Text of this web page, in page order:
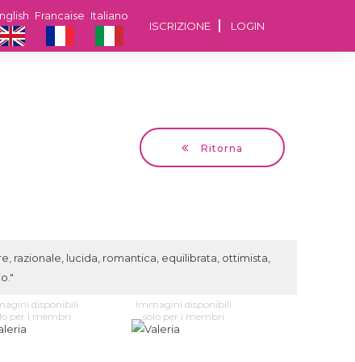
ISCRIZIONE LOGIN
Italiano
Francaise
Ritorna
razionale, lucida, romantica, equilibrata, ottimista,
disponibili
per i membri
Immagini disponibili
solo per i membri